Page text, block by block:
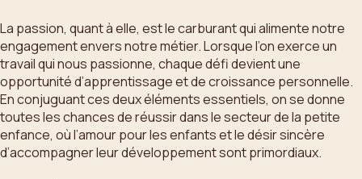
La passion, quant à elle, est le carburant qui alimente notre
engagement envers notre métier. Lorsque l’on exerce un
travail qui nous passionne, chaque défi devient une
opportunité d’apprentissage et de croissance personnelle.
En conjuguant ces deux éléments essentiels, on se donne
toutes les chances de réussir dans le secteur de la petite
enfance, où l’amour pour les enfants et le désir sincère
d’accompagner leur développement sont primordiaux.